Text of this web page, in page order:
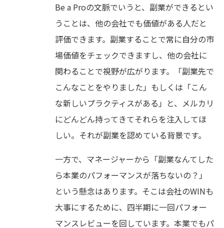
Be a Proの文脈でいうと、副業ができるとい
うことは、他の会社でも価値がある人だと
評価できます。副業することで常に自分の市
場価値をチェックできますし、他の会社に
関わることで視野が広がります。「副業先で
こんなことをやりました」もしくは「こん
な新しいプラクティスがある」と、メルカリ
にどんどん持ってきてそれらを注入してほ
しい。それが副業を認めている背景です。
一方で、マネージャーから「副業なんてした
ら本業のパフォーマンスが落ちないの？」
という懸念はあります。そこは会社のWINも
大事にするために、四半期に一回パフォー
マンスレビューを回しています。本業でもパ